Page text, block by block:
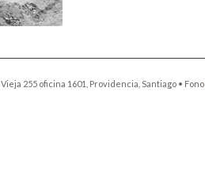
255 oficina 1601, Providencia, Santiago • Fono